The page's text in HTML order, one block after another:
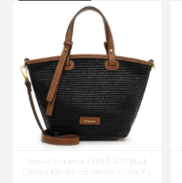
Tamaris Fernanda 33664-100 Black
Dámska kabelka cez rameno čierna 9 L